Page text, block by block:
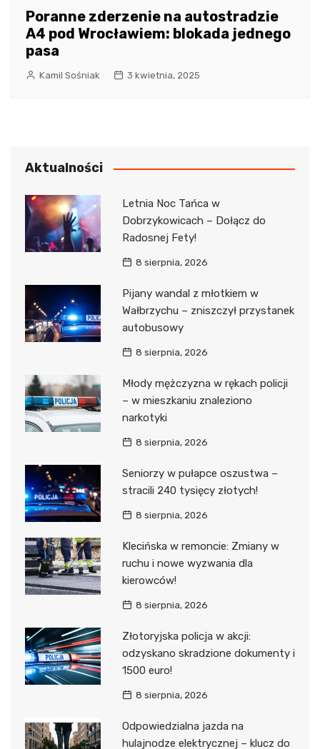
Poranne zderzenie na autostradzie
A4 pod Wrocławiem: blokada jednego
pasa
Kamil Sośniak 3 kwietnia, 2025
Aktualności
Letnia Noc Tańca w
Dobrzykowicach – Dołącz do
Radosnej Fety!
8 sierpnia, 2026
Pijany wandal z młotkiem w
Wałbrzychu – zniszczył przystanek
autobusowy
8 sierpnia, 2026
Młody mężczyzna w rękach policji
– w mieszkaniu znaleziono
narkotyki
8 sierpnia, 2026
Seniorzy w pułapce oszustwa –
stracili 240 tysięcy złotych!
8 sierpnia, 2026
Klecińska w remoncie: Zmiany w
ruchu i nowe wyzwania dla
kierowców!
8 sierpnia, 2026
Złotoryjska policja w akcji:
odzyskano skradzione dokumenty i
1500 euro!
8 sierpnia, 2026
Odpowiedzialna jazda na
hulajnodze elektrycznej – klucz do